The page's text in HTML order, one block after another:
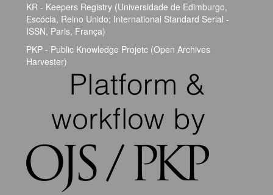
KR - Keepers Registry (Universidade de Edimburgo,
Escócia, Reino Unido; International Standard Serial -
ISSN, Paris, França)
PKP - Public Knowledge Projetc (Open Archives
Harvester)